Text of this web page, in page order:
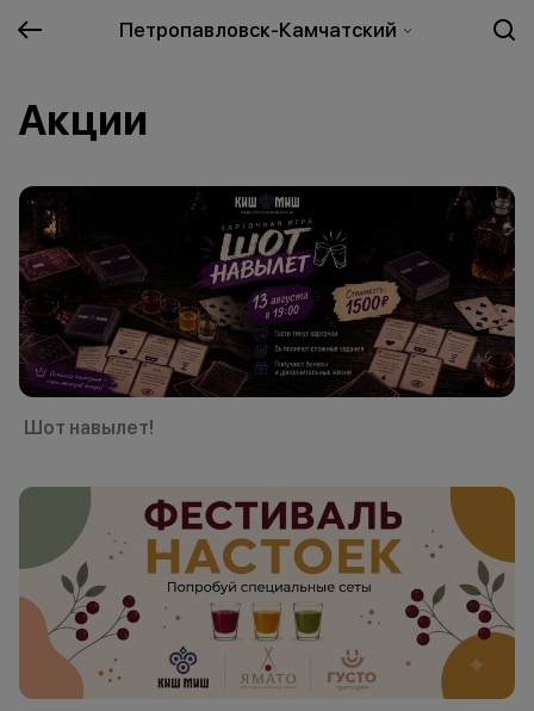
Петропавловск-Камчатский
Акции
Шот навылет!